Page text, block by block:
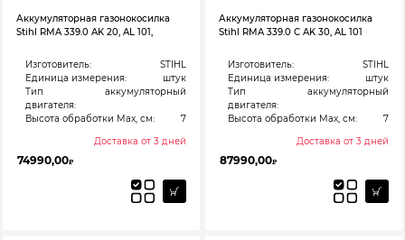
Аккумуляторная газонокосилка
Stihl RMA 339.0 AK 20, AL 101,
Изготовитель:
STIHL
Единица измерения:
штук
Тип
двигателя:
аккумуляторный
Высота обработки Max, см:
7
Доставка от 3 дней
74990,00₽
Аккумуляторная газонокосилка
Stihl RMA 339.0 C AK 30, AL 101
Изготовитель:
STIHL
Единица измерения:
штук
Тип
двигателя:
аккумуляторный
Высота обработки Max, см:
7
Доставка от 3 дней
87990,00₽